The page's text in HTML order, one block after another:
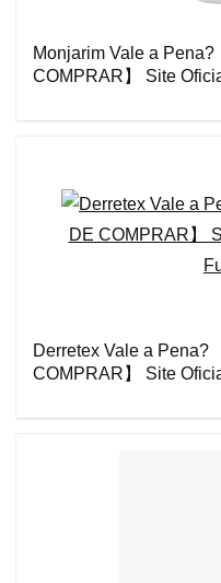
Monjarim Vale a
COMPRAR】 Site
Derretex Vale a Pena?
COMPRAR】 Site